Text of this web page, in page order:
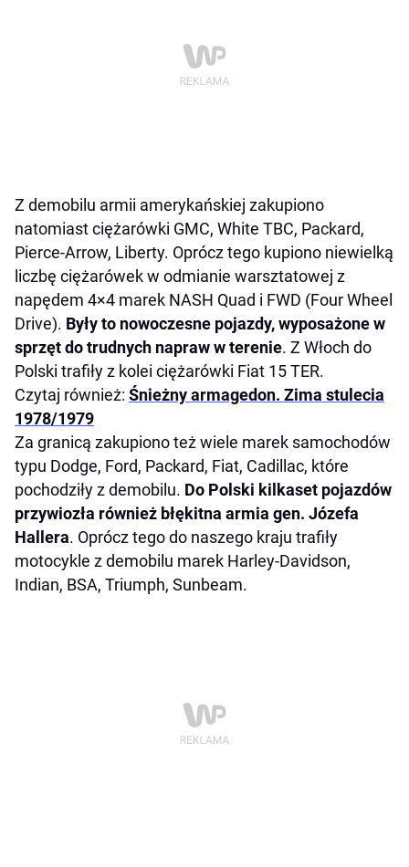
Z demobilu armii amerykańskiej zakupiono
natomiast ciężarówki GMC, White TBC, Packard,
Pierce-Arrow, Liberty. Oprócz tego kupiono niewielką
liczbę ciężarówek w odmianie warsztatowej z
napędem 4×4 marek NASH Quad i FWD (Four Wheel
Drive). Były to nowoczesne pojazdy, wyposażone w
sprzęt do trudnych napraw w terenie. Z Włoch do
Polski trafiły z kolei ciężarówki Fiat 15 TER.
Czytaj również: Śnieżny armagedon. Zima stulecia
1978/1979
Za granicą zakupiono też wiele marek samochodów
typu Dodge, Ford, Packard, Fiat, Cadillac, które
pochodziły z demobilu. Do Polski kilkaset pojazdów
przywiozła również błękitna armia gen. Józefa
Hallera. Oprócz tego do naszego kraju trafiły
motocykle z demobilu marek Harley-Davidson,
Indian, BSA, Triumph, Sunbeam.